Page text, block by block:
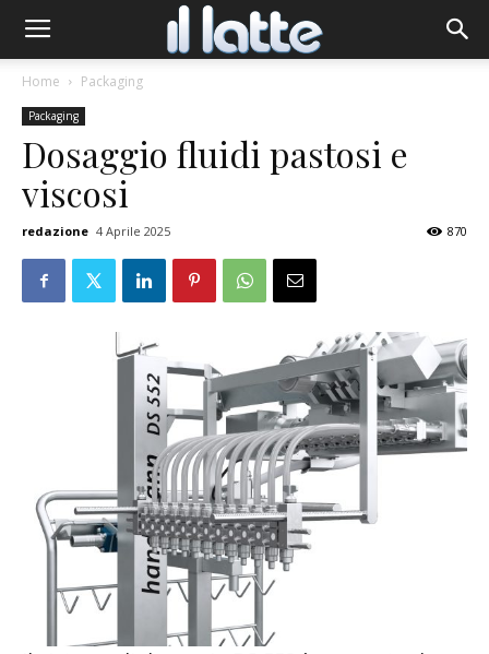
Home Packaging
Packaging
Dosaggio fluidi pastosi e
viscosi
redazione 4 Aprile 2025 870